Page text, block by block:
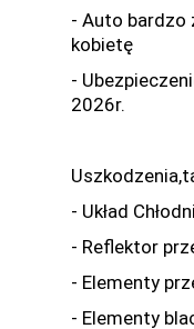
- Auto bardzo
kobietę
-
2026r.
- Układ
- Reflektor
- Elementy
- Elementy